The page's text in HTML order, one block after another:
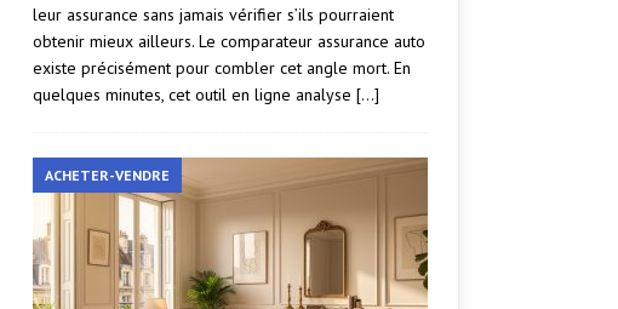
leur assurance sans jamais vérifier s’ils pourraient
obtenir mieux ailleurs. Le comparateur assurance auto
existe précisément pour combler cet angle mort. En
quelques minutes, cet outil en ligne analyse […]
ACHETER-VENDRE